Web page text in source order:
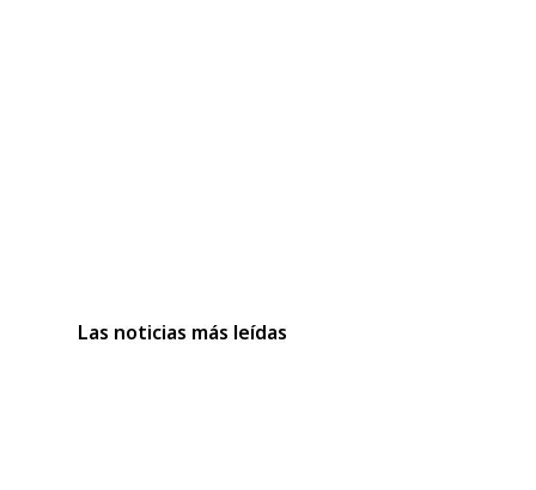
Las noticias más leídas